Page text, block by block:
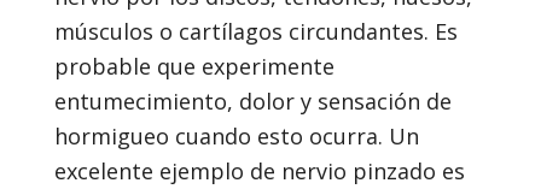
músculos o cartílagos circundantes. Es
probable que experimente
entumecimiento, dolor y sensación de
hormigueo cuando esto ocurra. Un
excelente ejemplo de nervio pinzado es